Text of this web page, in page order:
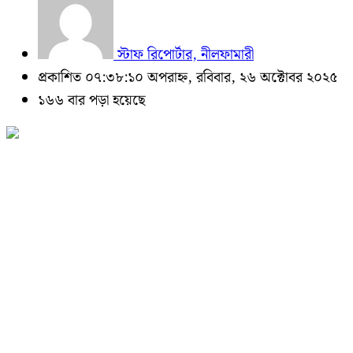
স্টাফ রিপোর্টার, নীলফামারী
প্রকাশিত ০৭:৩৮:১০ অপরাহ্ন, রবিবার, ২৬ অক্টোবর ২০২৫
১৬৬ বার পড়া হয়েছে